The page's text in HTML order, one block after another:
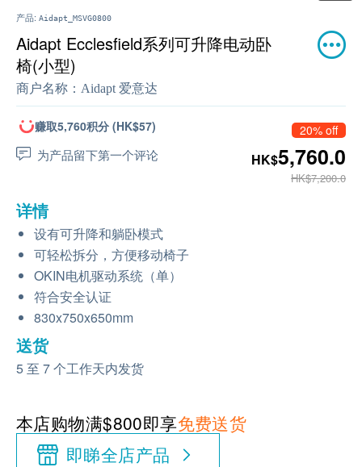
产品: Aidapt_MSVG0800
Aidapt Ecclesfield系列可升降电动卧
椅(小型)
商户名称： Aidapt 爱意达
赚取5,760积分 (HK$57)
为产品留下第一个评论
20% off
HK$5,760.0
HK$7,200.0
详情
设有可升降和躺卧模式
可轻松拆分，方便移动椅子
OKIN电机驱动系统（单）
符合安全认证
830x750x650mm
送货
5 至 7 个工作天内发货
本店购物满$800即享免费送货
即睇全店产品